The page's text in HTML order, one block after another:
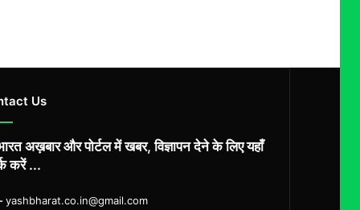
Us
अख़बार और पोर्टल में खबर, विज्ञापन देने के लिए यहाँ
करें ...
yashbharat.co.in@gmail.com